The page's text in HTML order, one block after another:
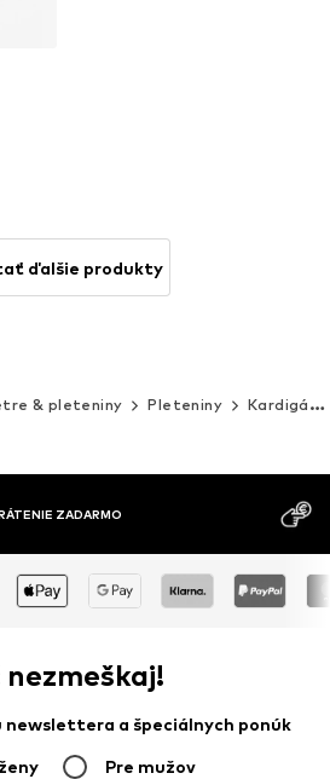
ďalšie produkty
& pleteniny Pleteniny Kardigány
MOŽNOSŤ
nezmeškaj!
newslettera a špeciálnych ponúk
Pre mužov